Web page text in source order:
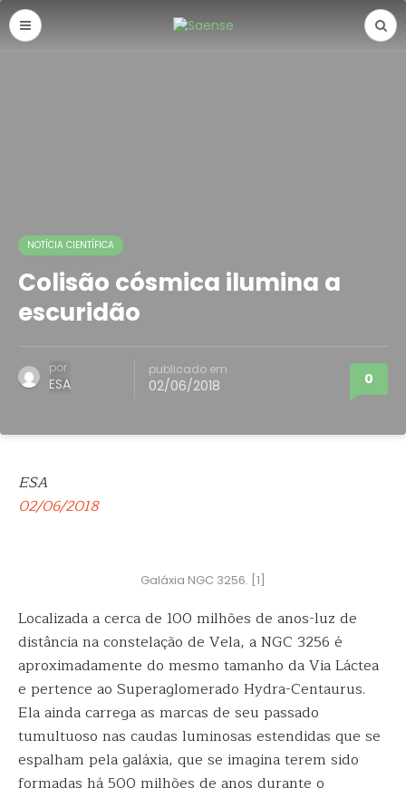
NOTÍCIA CIENTÍFICA
Colisão cósmica ilumina a
escuridão
por
ESA
publicado em
02/06/2018 0
ESA
02/06/2018
Galáxia NGC 3256. [1]
Localizada a cerca de 100 milhões de anos-luz de
distância na constelação de Vela, a NGC 3256 é
aproximadamente do mesmo tamanho da Via Láctea
e pertence ao Superaglomerado Hydra-Centaurus.
Ela ainda carrega as marcas de seu passado
tumultuoso nas caudas luminosas estendidas que se
espalham pela galáxia, que se imagina terem sido